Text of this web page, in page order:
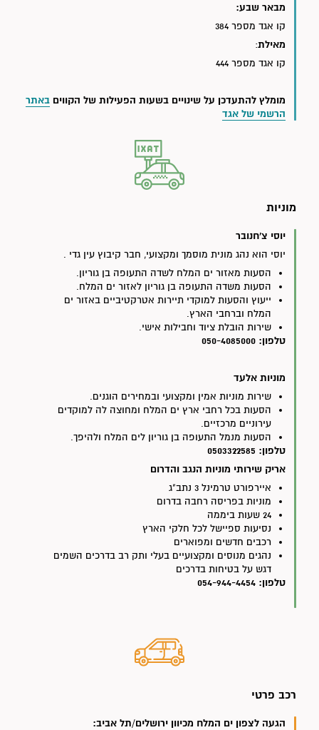
מבאר שבע:
קו אגד מספר 384
מאילת:
קו אגד מספר 444
מומלץ להתעדכן על שינויים בשעות הפעילות של הקוויםבאתר
הרשמי של אגד
מוניות
יוסי צ'חנובר
יוסי הוא נהג מונית מוסמך ומקצועי, חבר קיבוץ עין גדי .
הסעות מאזור ים המלח לשדה התעופה בן גוריון.
הסעות משדה התעופה בן גוריון לאזור ים המלח.
ייעוץ והסעות למוקדי תיירות אטרקטיביים באזור ים
המלח וברחבי הארץ.
שירות הובלת ציוד וחבילות אישי.
טלפון: 050-4085000
מוניות אלעד
שירות מוניות אמין ומקצועי ובמחירים הוגנים.
הסעות בכל רחבי ארץ ים המלח ומחוצה לה למוקדים
עירוניים מרכזיים.
הסעות מנמל התעופה בן גוריון לים המלח ולהיפך.
טלפון: 0503322585
אריק שירותי מוניות הנגב והדרום
איירפורט טרמינל 3 נתב"ג
מוניות בפריסה רחבה בדרום
24 שעות ביממה
נסיעות ספיישל לכל חלקי הארץ
רכבים חדשים ומפוארים
נהגים מנוסים ומקצועיים בעלי ותק רב בדרכים השמים
דגש על בטיחות בדרכים
טלפון: 054-944-4454
רכב פרטי
הגעה לצפון ים המלח מכיוון ירושלים/תל אביב: